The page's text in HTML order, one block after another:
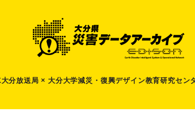
分放送局 × 大分大学減災 ・ 復興デザイン教育研究セン